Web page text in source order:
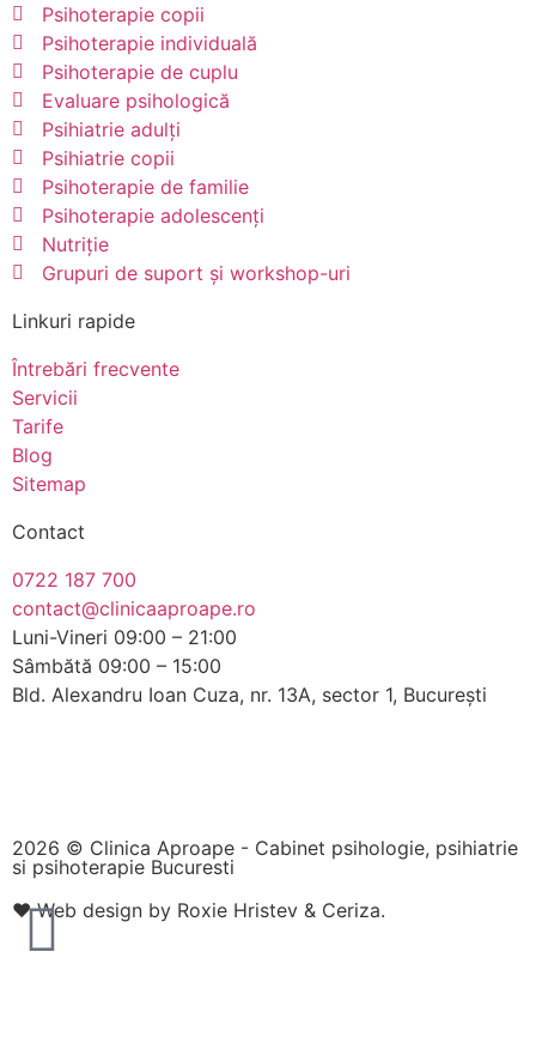
Psihoterapie copii
Psihoterapie individuală
Psihoterapie de cuplu
Evaluare psihologică
Psihiatrie adulți
Psihiatrie copii
Psihoterapie de familie
Psihoterapie adolescenți
Nutriție
Grupuri de suport și workshop-uri
Linkuri rapide
Întrebări frecvente
Servicii
Tarife
Blog
Sitemap
Contact
0722 187 700
contact@clinicaaproape.ro
Luni-Vineri 09:00 – 21:00
Sâmbătă 09:00 – 15:00
Bld. Alexandru Ioan Cuza, nr. 13A, sector 1, București
2026 © Clinica Aproape - Cabinet psihologie, psihiatrie
si psihoterapie Bucuresti
❤️Web design by Roxie Hristev & Ceriza.